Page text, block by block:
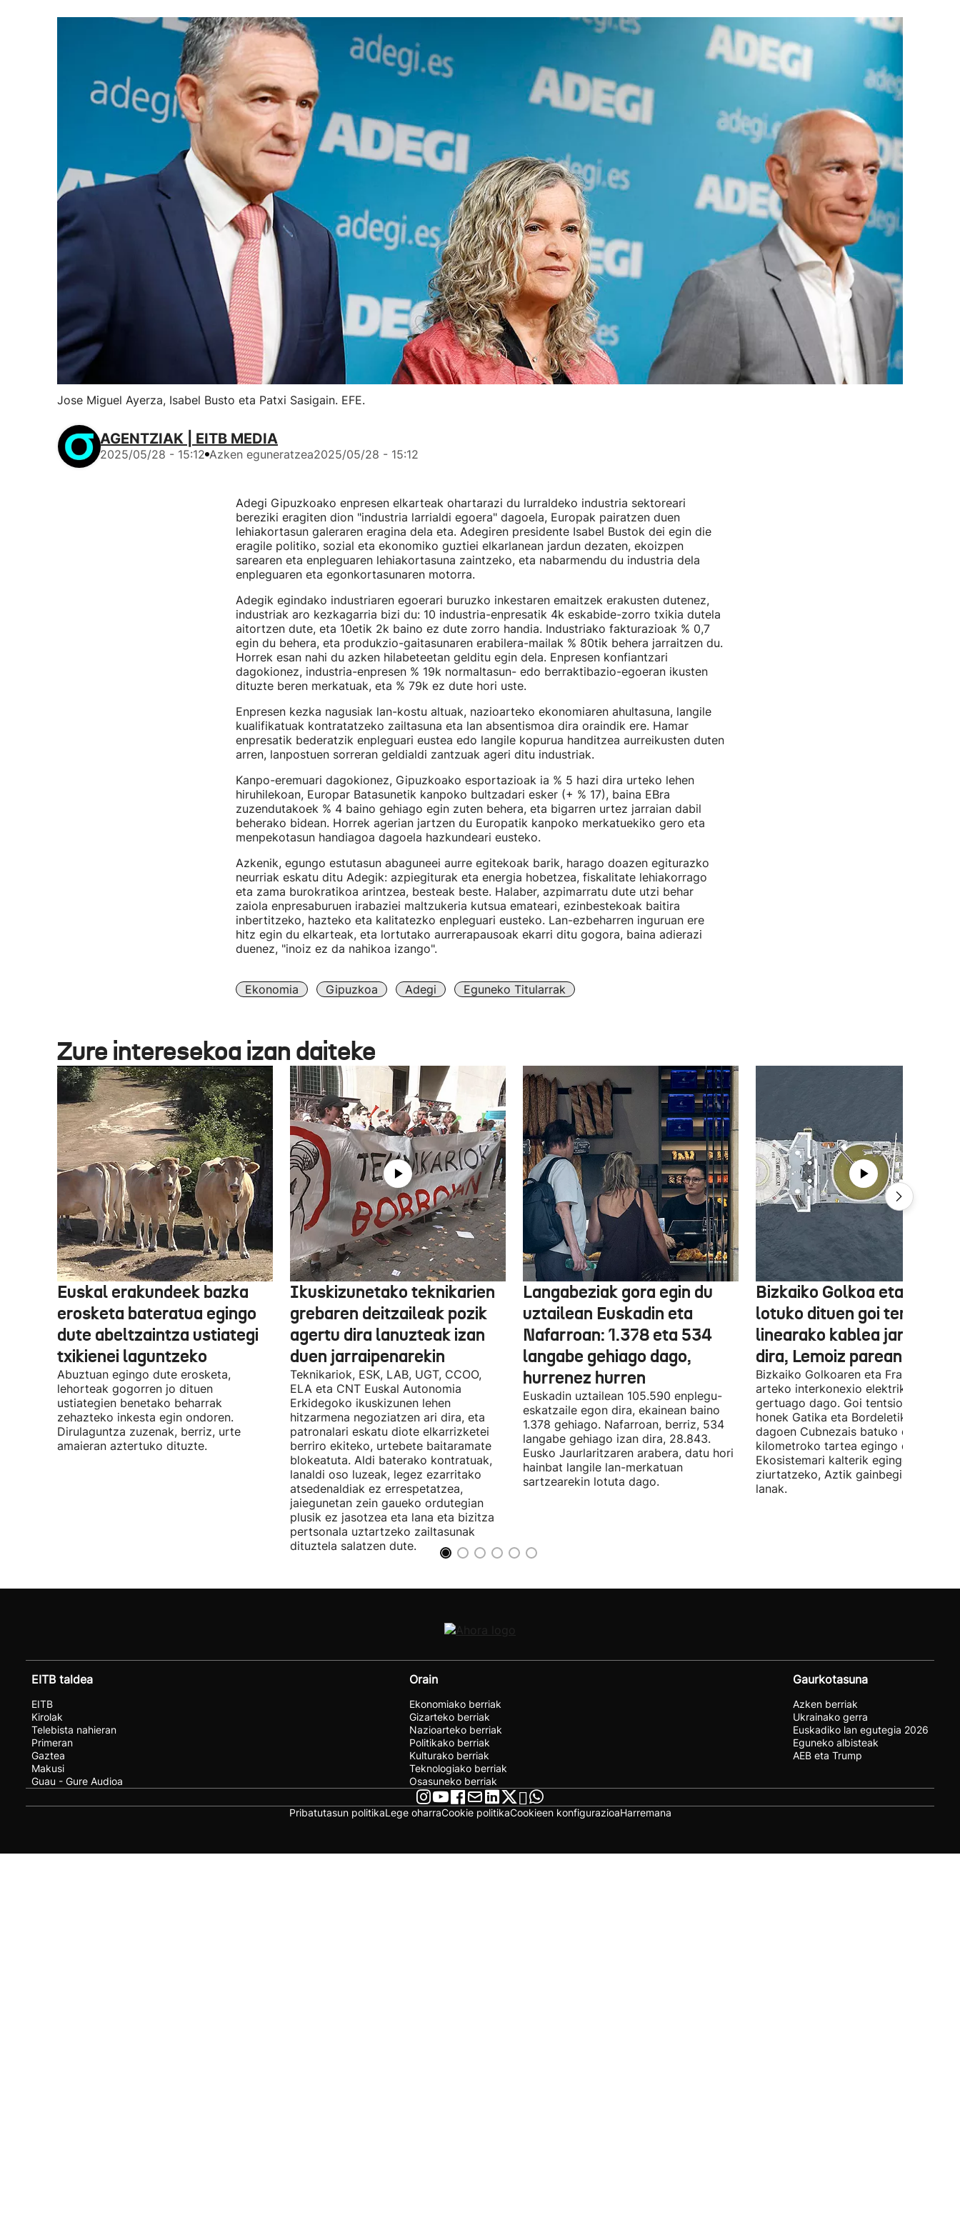
Jose Miguel Ayerza, Isabel Busto eta Patxi Sasigain. EFE.
AGENTZIAK | EITB MEDIA
2025/05/28 - 15:12 Azken eguneratzea2025/05/28 - 15:12
Adegi Gipuzkoako enpresen elkarteak ohartarazi du lurraldeko industria sektoreari
bereziki eragiten dion "industria larrialdi egoera" dagoela, Europak pairatzen duen
lehiakortasun galeraren eragina dela eta. Adegiren presidente Isabel Bustok dei egin die
eragile politiko, sozial eta ekonomiko guztiei elkarlanean jardun dezaten, ekoizpen
sarearen eta enpleguaren lehiakortasuna zaintzeko, eta nabarmendu du industria dela
enpleguaren eta egonkortasunaren motorra.
Adegik egindako industriaren egoerari buruzko inkestaren emaitzek erakusten dutenez,
industriak aro kezkagarria bizi du: 10 industria-enpresatik 4k eskabide-zorro txikia dutela
aitortzen dute, eta 10etik 2k baino ez dute zorro handia. Industriako fakturazioak % 0,7
egin du behera, eta produkzio-gaitasunaren erabilera-mailak % 80tik behera jarraitzen du.
Horrek esan nahi du azken hilabeteetan gelditu egin dela. Enpresen konfiantzari
dagokionez, industria-enpresen % 19k normaltasun- edo berraktibazio-egoeran ikusten
dituzte beren merkatuak, eta % 79k ez dute hori uste.
Enpresen kezka nagusiak lan-kostu altuak, nazioarteko ekonomiaren ahultasuna, langile
kualifikatuak kontratatzeko zailtasuna eta lan absentismoa dira oraindik ere. Hamar
enpresatik bederatzik enpleguari eustea edo langile kopurua handitzea aurreikusten duten
arren, lanpostuen sorreran geldialdi zantzuak ageri ditu industriak.
Kanpo-eremuari dagokionez, Gipuzkoako esportazioak ia % 5 hazi dira urteko lehen
hiruhilekoan, Europar Batasunetik kanpoko bultzadari esker (+ % 17), baina EBra
zuzendutakoek % 4 baino gehiago egin zuten behera, eta bigarren urtez jarraian dabil
beherako bidean. Horrek agerian jartzen du Europatik kanpoko merkatuekiko gero eta
menpekotasun handiagoa dagoela hazkundeari eusteko.
Azkenik, egungo estutasun abaguneei aurre egitekoak barik, harago doazen egiturazko
neurriak eskatu ditu Adegik: azpiegiturak eta energia hobetzea, fiskalitate lehiakorrago
eta zama burokratikoa arintzea, besteak beste. Halaber, azpimarratu dute utzi behar
zaiola enpresaburuen irabaziei maltzukeria kutsua emateari, ezinbestekoak baitira
inbertitzeko, hazteko eta kalitatezko enpleguari eusteko. Lan-ezbeharren inguruan ere
hitz egin du elkarteak, eta lortutako aurrerapausoak ekarri ditu gogora, baina adierazi
duenez, "inoiz ez da nahikoa izango".
Ekonomia Gipuzkoa Adegi Eguneko Titularrak
Zure interesekoa izan daiteke
Euskal erakundeek bazka
erosketa bateratua egingo
dute abeltzaintza ustiategi
txikienei laguntzeko
Abuztuan egingo dute erosketa,
lehorteak gogorren jo dituen
ustiategien benetako beharrak
zehazteko inkesta egin ondoren.
Dirulaguntza zuzenak, berriz, urte
amaieran aztertuko dituzte.
Ikuskizunetako teknikarien
grebaren deitzaileak pozik
agertu dira lanuzteak izan
duen jarraipenarekin
Teknikariok, ESK, LAB, UGT, CCOO,
ELA eta CNT Euskal Autonomia
Erkidegoko ikuskizunen lehen
hitzarmena negoziatzen ari dira, eta
patronalari eskatu diote elkarrizketei
berriro ekiteko, urtebete baitaramate
blokeatuta. Aldi baterako kontratuak,
lanaldi oso luzeak, legez ezarritako
atsedenaldiak ez errespetatzea,
jaiegunetan zein gaueko ordutegian
plusik ez jasotzea eta lana eta bizitza
pertsonala uztartzeko zailtasunak
dituztela salatzen dute.
Langabeziak gora egin du
uztailean Euskadin eta
Nafarroan: 1.378 eta 534
langabe gehiago dago,
hurrenez hurren
Euskadin uztailean 105.590 enplegu-
eskatzaile egon dira, ekainean baino
1.378 gehiago. Nafarroan, berriz, 534
langabe gehiago izan dira, 28.843.
Eusko Jaurlaritzaren arabera, datu hori
hainbat langile lan-merkatuan
sartzearekin lotuta dago.
Bizkaiko Golkoa eta
lotuko dituen goi tentsioko
linearako kablea jartzen
dira, Lemoiz parean
Bizkaiko Golkoaren eta Frantziaren
arteko interkonexio elektrikoa
gertuago dago. Goi tentsioko linea
honek Gatika eta Bordeletik gertu
dagoen Cubnezais batuko ditu eta
kilometroko tartea egingo du ur
Ekosistemari kalterik egingo ez
ziurtatzeko, Aztik gainbegiratuko
lanak.
EITB taldea
EITB
Kirolak
Telebista nahieran
Primeran
Gaztea
Makusi
Guau - Gure Audioa
Orain
Ekonomiako berriak
Gizarteko berriak
Nazioarteko berriak
Politikako berriak
Kulturako berriak
Teknologiako berriak
Osasuneko berriak
Gaurkotasuna
Azken berriak
Ukrainako gerra
Euskadiko lan egutegia 2026
Eguneko albisteak
AEB eta Trump
Pribatutasun politikaLege oharraCookie politikaCookieen konfigurazioaHarremana